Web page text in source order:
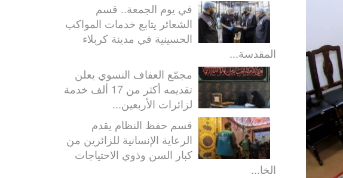
في يوم الجمعة.. قسم
الشعائر يتابع خدمات المواكب
الحسينية في مدينة كربلاء
المقدسة...
مجمّع العفاف النسوي يعلن
تقديمه أكثر من 17 ألف خدمة
لزائرات الأربعين...
قسم حفظ النظام يقدم
الرعاية الإنسانية للزائرين من
كبار السن وذوي الاحتياجات
الخا...